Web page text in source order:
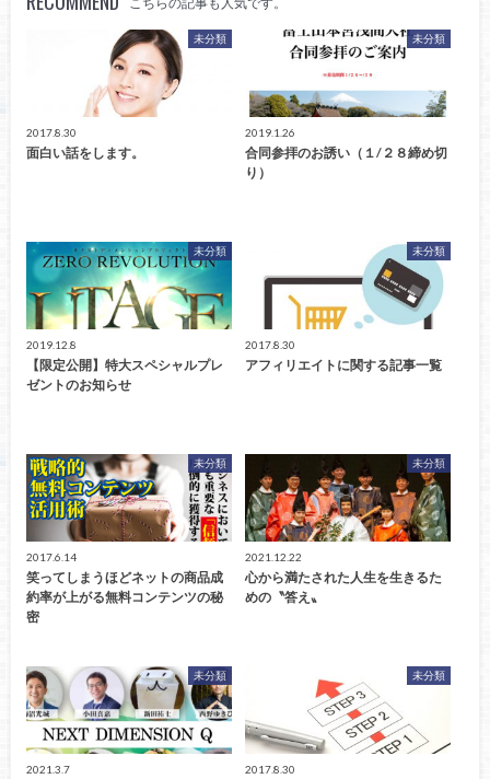
未分類
2017.8.30
面白い話をします。
未分類
2019.1.26
合同参拝のお誘い（１/２８締め切
り）
未分類
2019.12.8
【限定公開】特大スペシャルプレ
ゼントのお知らせ
未分類
2017.8.30
アフィリエイトに関する記事一覧
未分類
2017.6.14
笑ってしまうほどネットの商品成
約率が上がる無料コンテンツの秘
密
未分類
2021.12.22
心から満たされた人生を生きるた
めの〝答え〟
未分類
2021.3.7
未分類
2017.8.30